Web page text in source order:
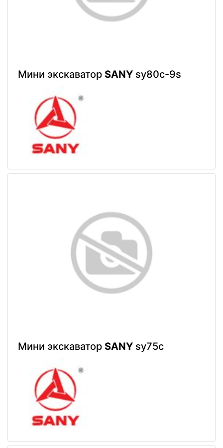
Мини экскаватор SANY sy80c-9s
Мини экскаватор SANY sy75c